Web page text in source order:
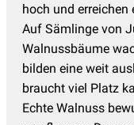
hoch und erreichen
Auf Sämlinge von
Walnussbäume
bilden eine weit
braucht viel Platz
Echte Walnuss